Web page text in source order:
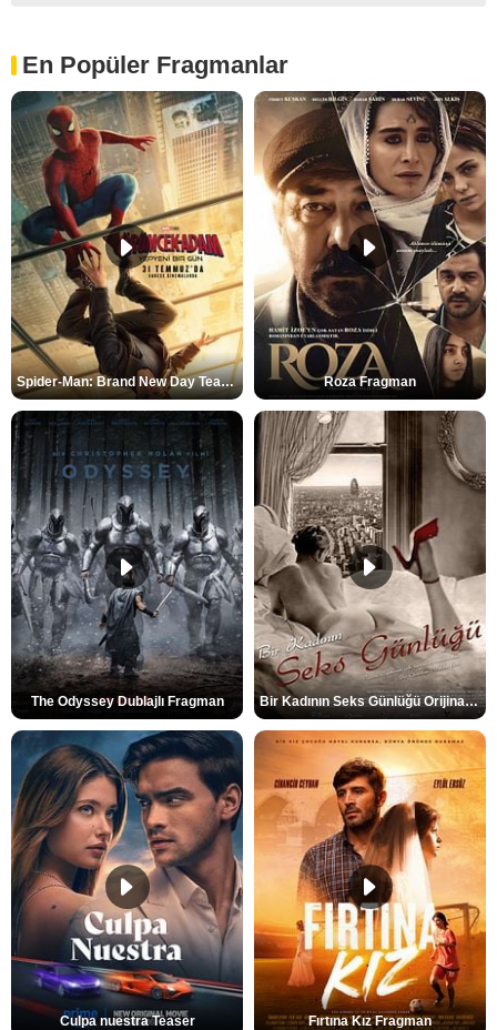
En Popüler Fragmanlar
Spider-Man: Brand New Day Teaser Roza Fragman
The Odyssey Dublajlı Fragman Bir Kadının Seks Günlüğü Orijinal Fragman
Culpa nuestra Teaser Fırtına Kız Fragman